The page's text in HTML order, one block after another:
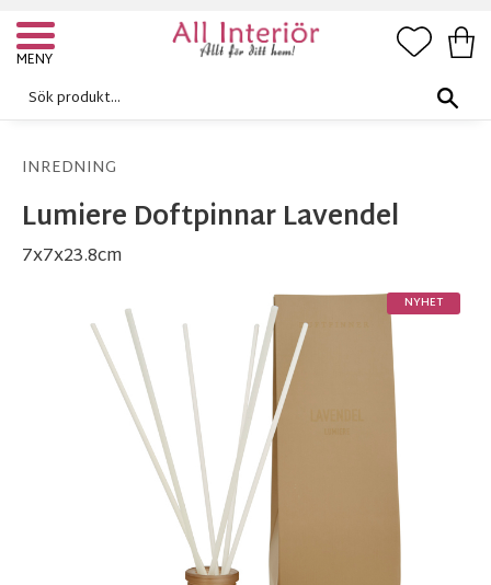
Meny
INREDNING
Lumiere Doftpinnar Lavendel
7x7x23.8cm
NYHET